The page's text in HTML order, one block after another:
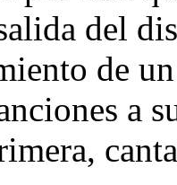
del
de
a